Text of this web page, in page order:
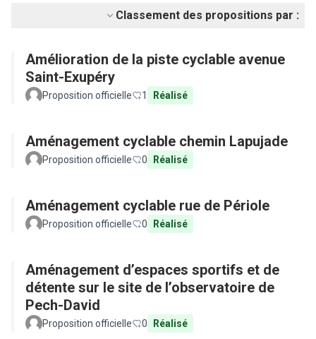
Classement des propositions par :
Amélioration de la piste cyclable avenue
Saint-Exupéry
Proposition officielle 1 Réalisé
Aménagement cyclable chemin Lapujade
Proposition officielle 0 Réalisé
Aménagement cyclable rue de Périole
Proposition officielle 0 Réalisé
Aménagement d’espaces sportifs et de
détente sur le site de l’observatoire de
Pech-David
Proposition officielle 0 Réalisé